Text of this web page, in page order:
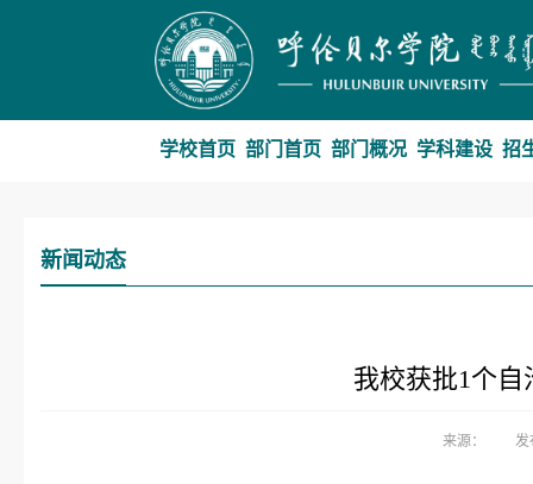
学校首页 部门首页 部门概况 学科建设 招
新闻动态
我校获批1个
来源： 发